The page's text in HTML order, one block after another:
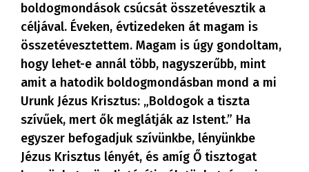
boldogmondások csúcsát összetévesztik a
céljával. Éveken, évtizedeken át magam is
összetévesztettem. Magam is úgy gondoltam,
hogy lehet-e annál több, nagyszerűbb, mint
amit a hatodik boldogmondásban mond a mi
Urunk Jézus Krisztus: „Boldogok a tiszta
szívűek, mert ők meglátják az Istent.” Ha
egyszer befogadjuk szívünkbe, lényünkbe
Jézus Krisztus lényét, és amíg Ő tisztogat